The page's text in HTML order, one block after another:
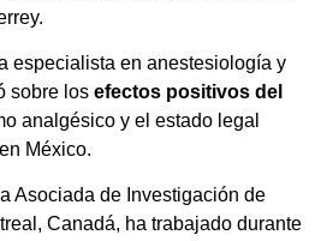
especialista en anestesiología y
sobre los efectos positivos del
analgésico y el estado legal
México.
Asociada de Investigación de
Canadá, ha trabajado durante